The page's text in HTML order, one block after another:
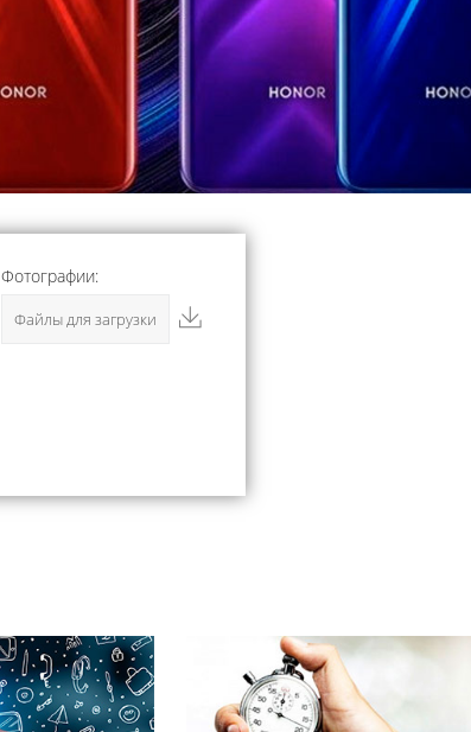
Фотографии:
Файлы для загрузки